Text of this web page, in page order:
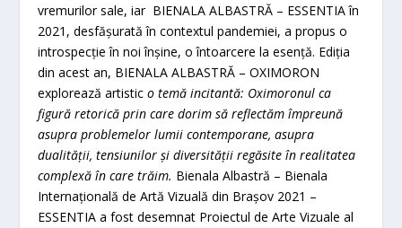
vremurilor sale, iar BIENALA ALBASTRĂ – ESSENTIA în
2021, desfășurată în contextul pandemiei, a propus o
introspecție în noi înșine, o întoarcere la esență. Ediția
din acest an, BIENALA ALBASTRĂ – OXIMORON
explorează artistico temă incitantă: Oximoronul ca
figură retorică prin care dorim să reflectăm împreună
asupra problemelor lumii contemporane, asupra
dualității, tensiunilor și diversității regăsite în realitatea
complexă în care trăim. Bienala Albastră – Bienala
Internațională de Artă Vizuală din Brașov 2021 –
ESSENTIA a fost desemnat Proiectul de Arte Vizuale al